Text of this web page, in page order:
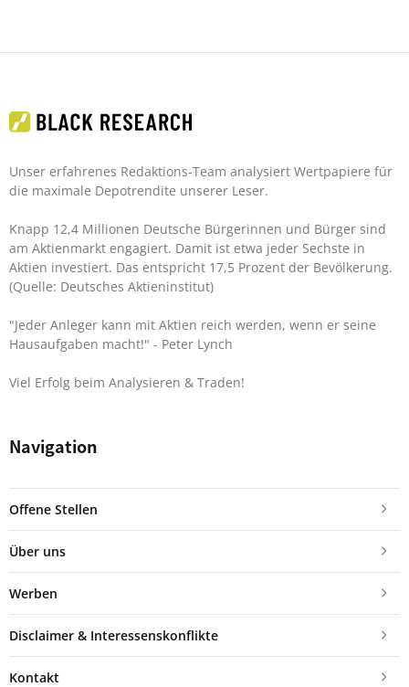
Unser erfahrenes Redaktions-Team analysiert Wertpapiere für
die maximale Depotrendite unserer Leser.
Knapp 12,4 Millionen Deutsche Bürgerinnen und Bürger sind
am Aktienmarkt engagiert. Damit ist etwa jeder Sechste in
Aktien investiert. Das entspricht 17,5 Prozent der Bevölkerung.
(Quelle: Deutsches Aktieninstitut)
"Jeder Anleger kann mit Aktien reich werden, wenn er seine
Hausaufgaben macht!" - Peter Lynch
Viel Erfolg beim Analysieren & Traden!
Navigation
Offene Stellen
Über uns
Werben
Disclaimer & Interessenskonflikte
Kontakt